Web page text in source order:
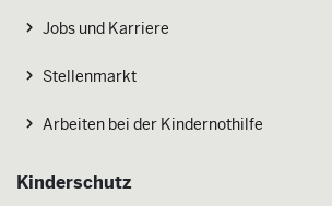
Jobs und Karriere
Stellenmarkt
Arbeiten bei der Kindernothilfe
Kinderschutz